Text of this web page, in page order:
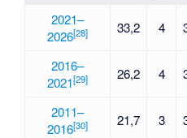
2021–
2026[28] 33,2 4
2016–
2021[29] 26,2 4
2011–
2016[30] 21,7 3